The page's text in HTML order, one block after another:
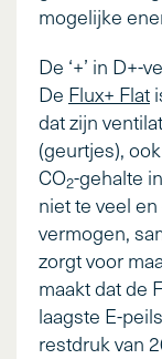
mogelijke
De ‘+’ in D+-
De Flux+ Flat
dat zijn
(geurtjes),
CO2-gehalte
niet te veel
vermogen,
zorgt voor
maakt dat de
laagste E-
restdruk van